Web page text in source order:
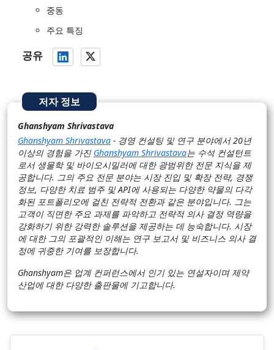
중동
주요 특징
공유
저자 정보
Ghanshyam Shrivastava
Ghanshyam Shrivastava - 경영 컨설팅 및 연구 분야에서 20년
이상의 경험을 가진 Ghanshyam Shrivastava는 수석 컨설턴트
로서 생물학 및 바이오시밀러에 대한 광범위한 전문 지식을 제
공합니다. 그의 주요 전문 분야는 시장 진입 및 확장 전략, 경쟁
정보, 다양한 치료 범주 및 API에 사용되는 다양한 약물의 다각
화된 포트폴리오에 걸친 전략적 전환과 같은 분야입니다. 그는
고객이 직면한 주요 과제를 파악하고 전략적 의사 결정 역량을
강화하기 위한 강력한 솔루션을 제공하는 데 능숙합니다. 시장
에 대한 그의 포괄적인 이해는 연구 보고서 및 비즈니스 의사 결
정에 귀중한 기여를 보장합니다.
Ghanshyam은 업계 컨퍼런스에서 인기 있는 연설자이며 제약
산업에 대한 다양한 출판물에 기고합니다.